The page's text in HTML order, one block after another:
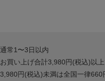
通常1〜3日以内
お買い上げ合計3,980円(税込)以上
3,980円(税込)未満は全国一律660